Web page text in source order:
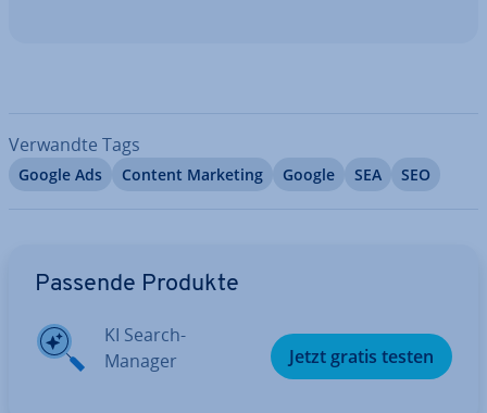
Verwandte Tags
Google Ads Content Marketing Google SEA SEO
Passende Produkte
KI Search-
Manager
Jetzt gratis testen